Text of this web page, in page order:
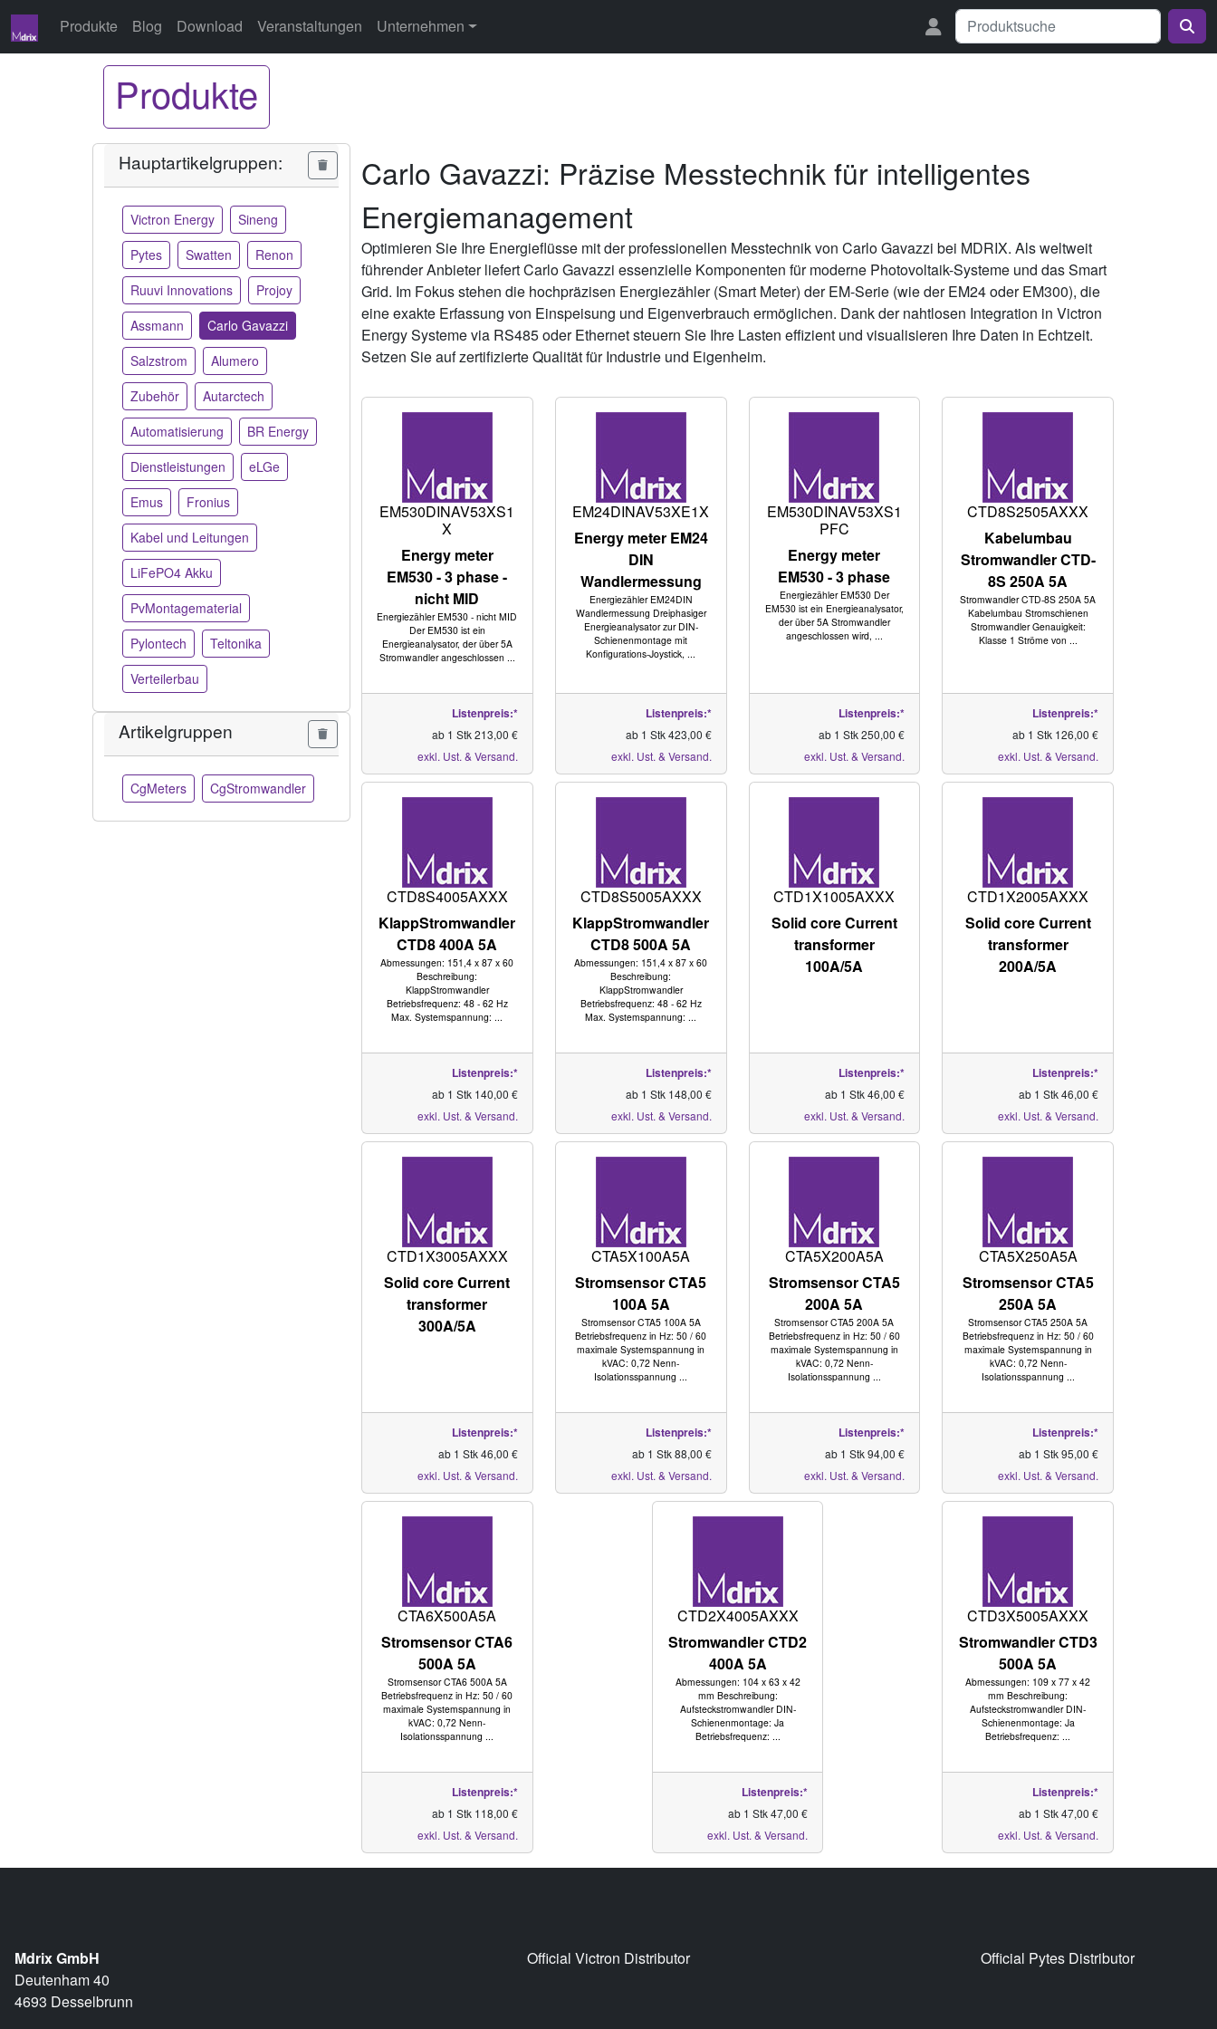
Produkte Blog Download Veranstaltungen Unternehmen
Produkte
Hauptartikelgruppen:
Victron Energy
Sineng
Pytes
Swatten
Renon
Ruuvi Innovations
Projoy
Assmann
Carlo Gavazzi
Salzstrom
Alumero
Zubehör
Autarctech
Automatisierung
BR Energy
Dienstleistungen
eLGe
Emus
Fronius
Kabel und Leitungen
LiFePO4 Akku
PvMontagematerial
Pylontech
Teltonika
Verteilerbau
Artikelgruppen
CgMeters CgStromwandler
Carlo Gavazzi: Präzise Messtechnik für intelligentes
Energiemanagement
Optimieren Sie Ihre Energieflüsse mit der professionellen Messtechnik von Carlo Gavazzi bei MDRIX. Als weltweit
führender Anbieter liefert Carlo Gavazzi essenzielle Komponenten für moderne Photovoltaik-Systeme und das Smart
Grid. Im Fokus stehen die hochpräzisen Energiezähler (Smart Meter) der EM-Serie (wie der EM24 oder EM300), die
eine exakte Erfassung von Einspeisung und Eigenverbrauch ermöglichen. Dank der nahtlosen Integration in Victron
Energy Systeme via RS485 oder Ethernet steuern Sie Ihre Lasten effizient und visualisieren Ihre Daten in Echtzeit.
Setzen Sie auf zertifizierte Qualität für Industrie und Eigenheim.
EM530DINAV53XS1
X
Energy meter
EM530 - 3 phase -
nicht MID
Energiezähler EM530 - nicht MID
Der EM530 ist ein
Energieanalysator, der über 5A
Stromwandler angeschlossen ...
Listenpreis:*
ab 1 Stk 213,00 €
exkl. Ust. & Versand.
EM24DINAV53XE1X
Energy meter EM24
DIN
Wandlermessung
Energiezähler EM24DIN
Wandlermessung Dreiphasiger
Energieanalysator zur DIN-
Schienenmontage mit
Konfigurations-Joystick, ...
Listenpreis:*
ab 1 Stk 423,00 €
exkl. Ust. & Versand.
EM530DINAV53XS1
PFC
Energy meter
EM530 - 3 phase
Energiezähler EM530 Der
EM530 ist ein Energieanalysator,
der über 5A Stromwandler
angeschlossen wird, ...
Listenpreis:*
ab 1 Stk 250,00 €
exkl. Ust. & Versand.
CTD8S2505AXXX
Kabelumbau
Stromwandler CTD-
8S 250A 5A
Stromwandler CTD-8S 250A 5A
Kabelumbau Stromschienen
Stromwandler Genauigkeit:
Klasse 1 Ströme von ...
Listenpreis:*
ab 1 Stk 126,00 €
exkl. Ust. & Versand.
CTD8S4005AXXX
KlappStromwandler
CTD8 400A 5A
Abmessungen: 151,4 x 87 x 60
Beschreibung:
KlappStromwandler
Betriebsfrequenz: 48 - 62 Hz
Max. Systemspannung: ...
Listenpreis:*
ab 1 Stk 140,00 €
exkl. Ust. & Versand.
CTD8S5005AXXX
KlappStromwandler
CTD8 500A 5A
Abmessungen: 151,4 x 87 x 60
Beschreibung:
KlappStromwandler
Betriebsfrequenz: 48 - 62 Hz
Max. Systemspannung: ...
Listenpreis:*
ab 1 Stk 148,00 €
exkl. Ust. & Versand.
CTD1X1005AXXX
Solid core Current
transformer
100A/5A
Listenpreis:*
ab 1 Stk 46,00 €
exkl. Ust. & Versand.
CTD1X2005AXXX
Solid core Current
transformer
200A/5A
Listenpreis:*
ab 1 Stk 46,00 €
exkl. Ust. & Versand.
CTD1X3005AXXX
Solid core Current
transformer
300A/5A
Listenpreis:*
ab 1 Stk 46,00 €
exkl. Ust. & Versand.
CTA5X100A5A
Stromsensor CTA5
100A 5A
Stromsensor CTA5 100A 5A
Betriebsfrequenz in Hz: 50 / 60
maximale Systemspannung in
kVAC: 0,72 Nenn-
Isolationsspannung ...
Listenpreis:*
ab 1 Stk 88,00 €
exkl. Ust. & Versand.
CTA5X200A5A
Stromsensor CTA5
200A 5A
Stromsensor CTA5 200A 5A
Betriebsfrequenz in Hz: 50 / 60
maximale Systemspannung in
kVAC: 0,72 Nenn-
Isolationsspannung ...
Listenpreis:*
ab 1 Stk 94,00 €
exkl. Ust. & Versand.
CTA5X250A5A
Stromsensor CTA5
250A 5A
Stromsensor CTA5 250A 5A
Betriebsfrequenz in Hz: 50 / 60
maximale Systemspannung in
kVAC: 0,72 Nenn-
Isolationsspannung ...
Listenpreis:*
ab 1 Stk 95,00 €
exkl. Ust. & Versand.
CTA6X500A5A
Stromsensor CTA6
500A 5A
Stromsensor CTA6 500A 5A
Betriebsfrequenz in Hz: 50 / 60
maximale Systemspannung in
kVAC: 0,72 Nenn-
Isolationsspannung ...
Listenpreis:*
ab 1 Stk 118,00 €
exkl. Ust. & Versand.
CTD2X4005AXXX
Stromwandler CTD2
400A 5A
Abmessungen: 104 x 63 x 42
mm Beschreibung:
Aufsteckstromwandler DIN-
Schienenmontage: Ja
Betriebsfrequenz: ...
Listenpreis:*
ab 1 Stk 47,00 €
exkl. Ust. & Versand.
CTD3X5005AXXX
Stromwandler CTD3
500A 5A
Abmessungen: 109 x 77 x 42
mm Beschreibung:
Aufsteckstromwandler DIN-
Schienenmontage: Ja
Betriebsfrequenz: ...
Listenpreis:*
ab 1 Stk 47,00 €
exkl. Ust. & Versand.
Mdrix GmbH
Deutenham 40
4693 Desselbrunn
Official Victron Distributor Official Pytes Distributor